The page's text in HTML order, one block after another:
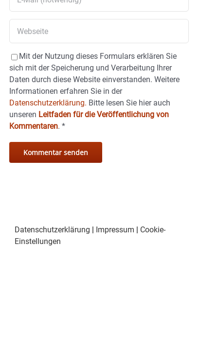
Mit der Nutzung dieses Formulars erklären Sie
sich mit der Speicherung und Verarbeitung Ihrer
Daten durch diese Website einverstanden. Weitere
Informationen erfahren Sie in der
Datenschutzerklärung. Bitte lesen Sie hier auch
unseren Leitfaden für die Veröffentlichung von
Kommentaren. *
Datenschutzerklärung Impressum
Cookie-
Einstellungen